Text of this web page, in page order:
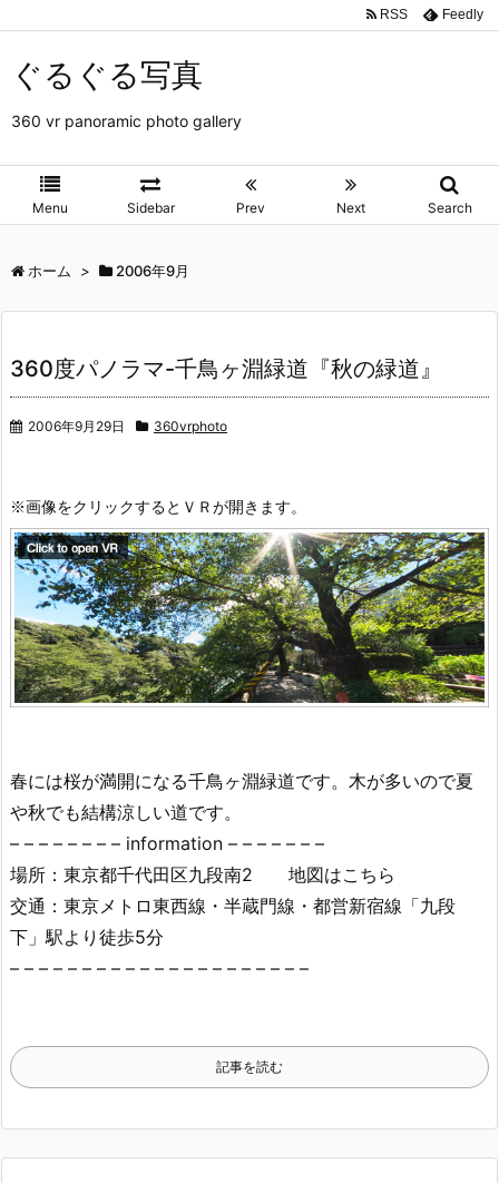
ぐるぐる写真
360 vr panoramic photo gallery
Menu Sidebar Prev Next Search
RSS Feedly
ホーム > 2006年9月
360度パノラマ-千鳥ヶ淵緑道『秋の緑道』
2006年9月29日 360vrphoto
※画像をクリックするとＶＲが開きます。
春には桜が満開になる千鳥ヶ淵緑道です。木が多いので夏
や秋でも結構涼しい道です。
– – – – – – – – information – – – – – – –
場所：東京都千代田区九段南2 地図はこちら
交通：東京メトロ東西線・半蔵門線・都営新宿線「九段
下」駅より徒歩5分
– – – – – – – – – – – – – – – – – – – – –
記事を読む